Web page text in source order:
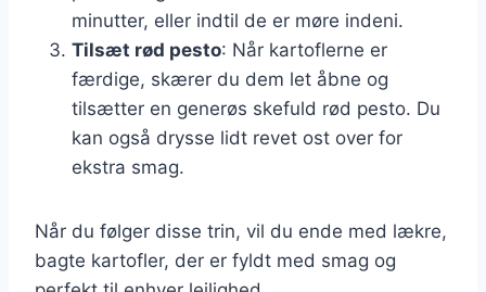
minutter, eller indtil de er møre indeni.
Tilsæt rød pesto: Når kartoflerne er
færdige, skærer du dem let åbne og
tilsætter en generøs skefuld rød pesto. Du
kan også drysse lidt revet ost over for
ekstra smag.
Når du følger disse trin, vil du ende med lækre,
bagte kartofler, der er fyldt med smag og